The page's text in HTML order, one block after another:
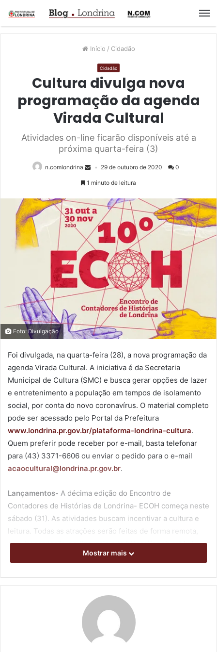
Início / Cidadão
Cidadão
Cultura divulga nova
programação da agenda
Virada Cultural
Atividades on-line ficarão disponíveis até a
próxima quarta-feira (3)
n.comlondrina 29 de outubro de 2020 0
1 minuto de leitura
Foto: Divulgação
Foi divulgada, na quarta-feira (28), a nova programação da
agenda Virada Cultural. A iniciativa é da Secretaria
Municipal de Cultura (SMC) e busca gerar opções de lazer
e entretenimento a população em tempos de isolamento
social, por conta do novo coronavírus. O material completo
pode ser acessado pelo Portal da Prefeitura
www.londrina.pr.gov.br/plataforma-londrina-cultura.
Quem preferir pode receber por e-mail, basta telefonar
para (43) 3371-6606 ou enviar o pedido para o e-mail
acaocultural@londrina.pr.gov.br.
Lançamentos- A décima edição do Encontro de
Contadores de Histórias de Londrina- ECOH começa neste
sábado (31). As atividades buscam incentivar a cultura e
leitura. Todas as atrações serão feitas de forma remota,
com transmissão on-line pelo sitehttps://ecoh.art.br/.
Mostrar mais